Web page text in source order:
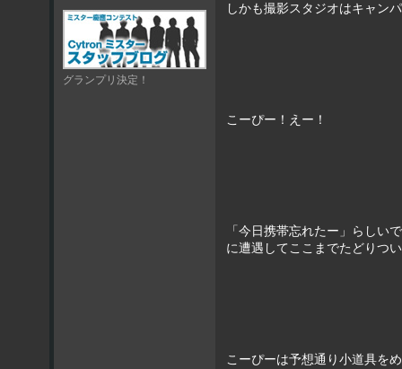
しかも撮影スタジオはキャン
こーぴー！えー！
「今日携帯忘れたー」らしい
に遭遇してここまでたどりつ
こーぴーは予想通り小道具を
グランプリ決定！